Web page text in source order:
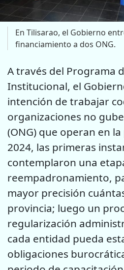
En Tilisarao, el Gobierno
financiamiento a dos ONG.
A través del Programa
Institucional, el
intención de trabajar
organizaciones no
(ONG) que operan en
2024, las primeras
contemplaron una
reempadronamiento,
mayor precisión
provincia; luego un
regularización
cada entidad pueda
obligaciones